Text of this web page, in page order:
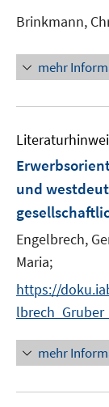
Brinkmann,
mehr
und
Engelbrech,
Maria;
https://
mehr